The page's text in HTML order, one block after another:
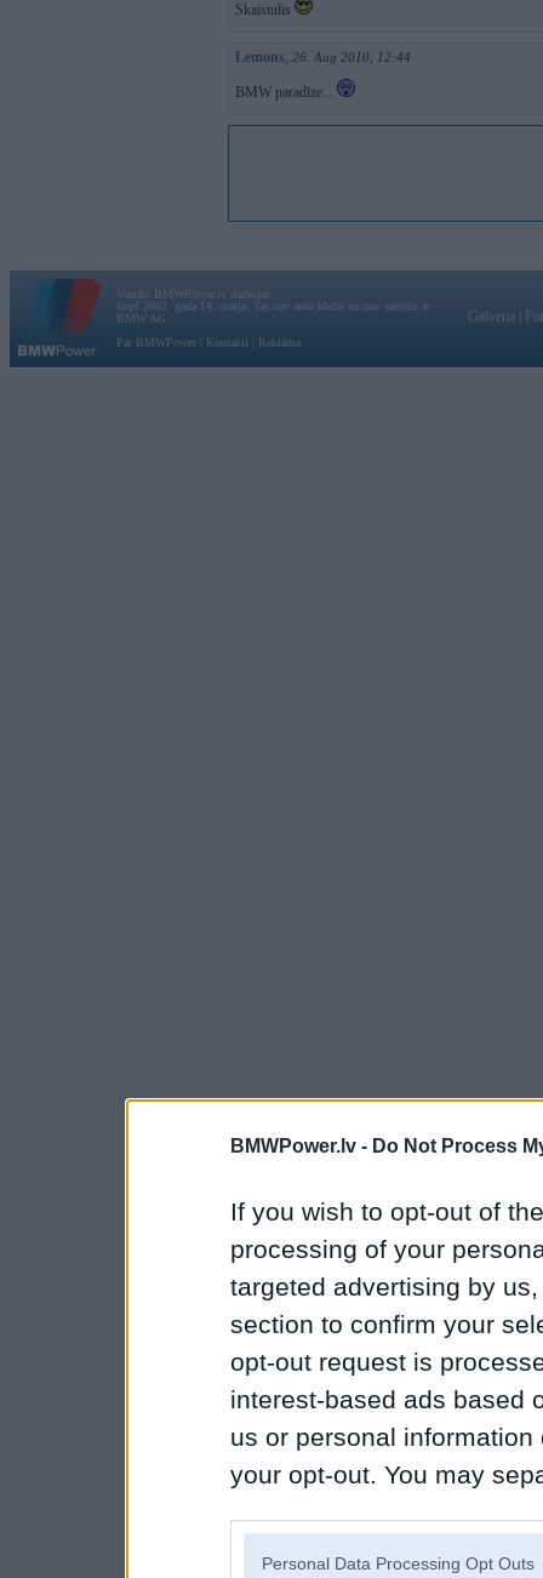
BMWPower.lv - Do Not Process
If you wish to opt-out of
processing of your
targeted advertising by
section to confirm your
opt-out request is
interest-based ads based
us or personal
your opt-out. You may
Personal Data Processing Opt Outs
Skaistulis
Lemons, 26. Aug 2010, 12:44
BMW paradīze...
Vortāls BMWPower.lv darbojas
kopš 2002. gada 14. maija. Tas nav auto klubs un nav saistīts ar
BMW AG.
Par BMWPower
Kontakti Reklāma
Galvena